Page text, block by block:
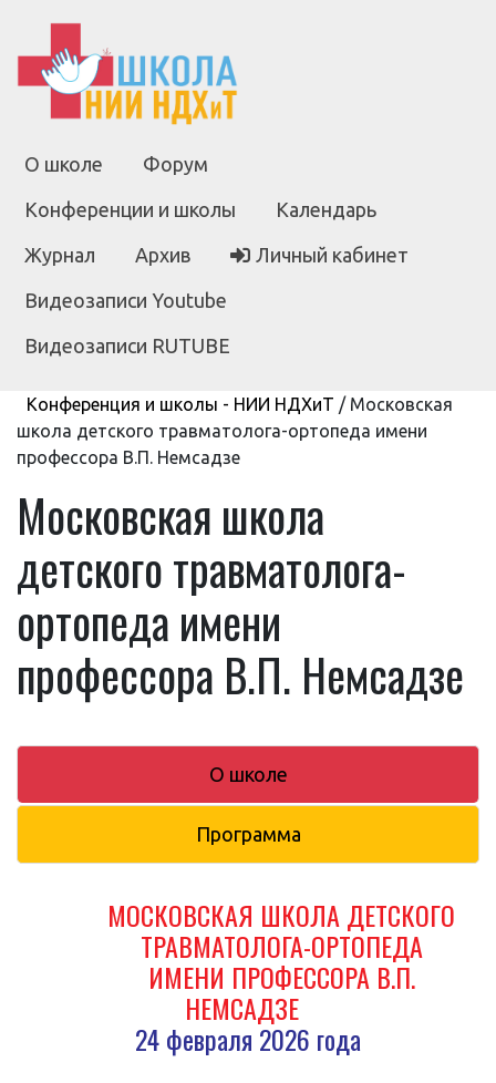
О школе Форум
Конференции и школы Календарь
Журнал Архив Личный кабинет
Видеозаписи Youtube
Видеозаписи RUTUBE
Конференция и школы - НИИ НДХиТ / Московская
школа детского травматолога-ортопеда имени
профессора В.П. Немсадзе
Московская школа
детского травматолога-
ортопеда имени
профессора В.П. Немсадзе
О школе
Программа
МОСКОВСКАЯ ШКОЛА ДЕТСКОГО
ТРАВМАТОЛОГА-ОРТОПЕДА
ИМЕНИ ПРОФЕССОРА В.П.
НЕМСАДЗЕ
24 февраля 2026 года